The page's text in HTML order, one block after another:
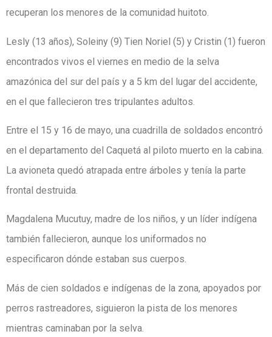
recuperan los menores de la comunidad huitoto.
Lesly (13 años), Soleiny (9) Tien Noriel (5) y Cristin (1) fueron
encontrados vivos el viernes en medio de la selva
amazónica del sur del país y a 5 km del lugar del accidente,
en el que fallecieron tres tripulantes adultos.
Entre el 15 y 16 de mayo, una cuadrilla de soldados encontró
en el departamento del Caquetá al piloto muerto en la cabina.
La avioneta quedó atrapada entre árboles y tenía la parte
frontal destruida.
Magdalena Mucutuy, madre de los niños, y un líder indígena
también fallecieron, aunque los uniformados no
especificaron dónde estaban sus cuerpos.
Más de cien soldados e indígenas de la zona, apoyados por
perros rastreadores, siguieron la pista de los menores
mientras caminaban por la selva.